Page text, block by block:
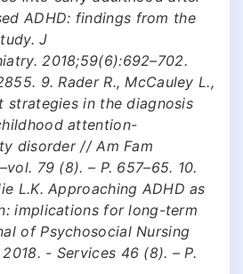
ADHD: findings from the
J
2018;59(6):692–702.
9. Rader R., McCauley L.,
strategies in the diagnosis
attention-
disorder // Am Fam
79 (8). – P. 657–65. 10.
L.K. Approaching ADHD as
implications for long-term
of Psychosocial Nursing
- Services 46 (8). – Р.